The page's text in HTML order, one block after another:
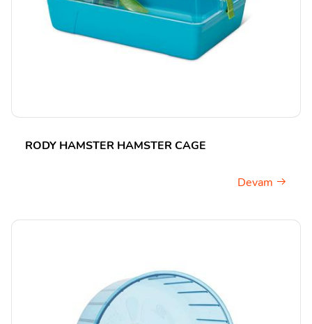
RODY HAMSTER HAMSTER CAGE
Devam